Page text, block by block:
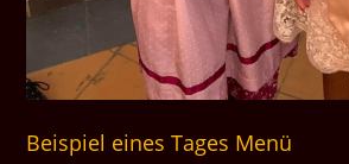
Beispiel eines Tages Menü